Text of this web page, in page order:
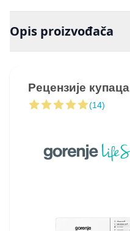
Opis proizvođača
Рецензије купаца
(14)